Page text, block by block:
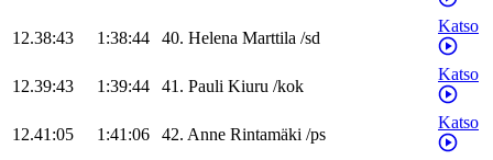
12.38:43 1:38:44 40. Helena Marttila /sd
Katso
12.39:43 1:39:44 41. Pauli Kiuru /kok
Katso
12.41:05 1:41:06 42. Anne Rintamäki /ps
Katso